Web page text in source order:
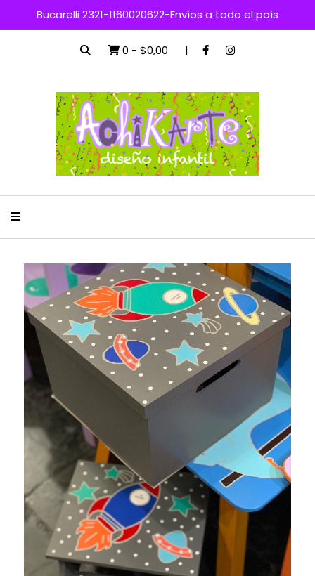
Bucarelli 2321-1160020622-Envíos a todo el país
0 - $0,00